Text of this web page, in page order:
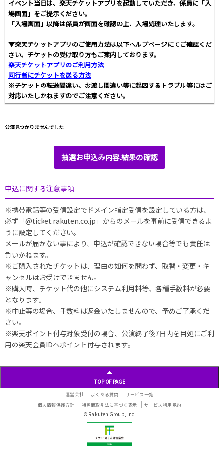
イベント当日は、楽天チケットアプリを起動していただき、係員に「入
場画面」をご提示ください。
「入場画面」以降は係員が画面を確認の上、入場処理いたします。
▼楽天チケットアプリのご使用方法は以下ヘルプページにてご確認くだ
さい。チケットの受け取り方もご案内しております。
楽天チケットアプリのご利用方法
同行者にチケットを送る方法
※チケットの転送間違い、お渡し間違い等に起因するトラブル等にはご
対応いたしかねますのでご注意ください。
公演見つかりませんでした
抽選お申込み内容.結果の確認
申込に関する注意事項
※携帯電話等の受信設定でドメイン指定受信を設定している方は、
必ず「@ticket.rakuten.co.jp」からのメールを事前に受信できるよ
うに設定してください。
メールが届かない事により、申込が確認できない場合等でも責任は
負いかねます。
※ご購入されたチケットは、理由の如何を問わず、取替・変更・キ
ャンセルはお受けできません。
※購入時、チケット代の他にシステム利用料等、各種手数料が必要
となります。
※中止等の場合、手数料は返金いたしませんので、予めご了承くだ
さい。
※楽天ポイント付与対象受付の場合、公演終了後7日内を目処にご利
用の楽天会員IDへポイント付与されます。
TOP OF PAGE
運営会社 よくある質問
サービス一覧
個人情報保護方針
特定商取引法に基づく表示 サービス利用規約
© Rakuten Group, Inc.